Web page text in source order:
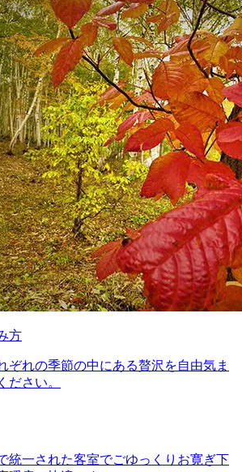
方
ぞれの季節の中にある贅沢を自由気ま
ださい。
統一された客室でごゆっくりお寛ぎ下